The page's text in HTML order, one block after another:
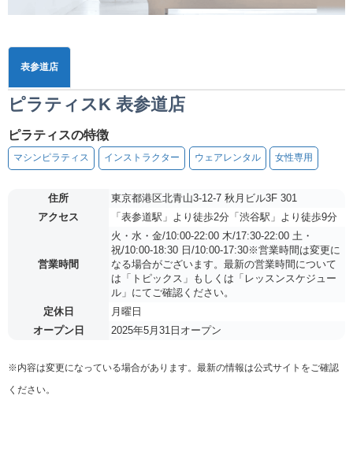
表参道店
ピラティスK 表参道店
ピラティスの特徴
マシンピラティス インストラクター ウェアレンタル 女性専用
住所
東京都港区北青山3-12-7 秋月ビル3F 301
アクセス
「表参道駅」より徒歩2分「渋谷駅」より徒歩9分
営業時間
火・水・金/10:00-22:00 木/17:30-22:00 土・
祝/10:00-18:30 日/10:00-17:30※営業時間は変更に
なる場合がございます。最新の営業時間について
は「トピックス」もしくは「レッスンスケジュー
ル」にてご確認ください。
定休日
月曜日
オープン日
2025年5月31日オープン
※内容は変更になっている場合があります。最新の情報は公式サイトをご確認
ください。